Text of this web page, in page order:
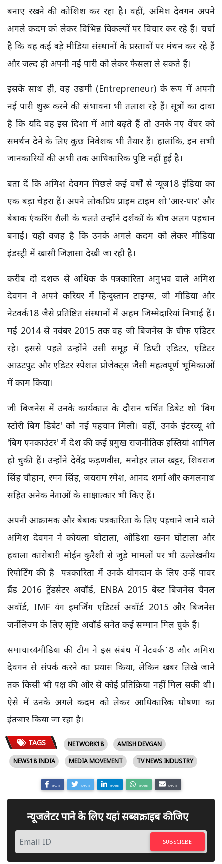
बनाए रखने की कोशिश कर रहा है। वहीं, अमिश देवगन अपने
अगले कदम को लेकर विभिन्न विकल्पों पर विचार कर रहे हैं। चर्चा
है कि वह कई बड़े मीडिया संस्थानों के प्रस्तावों पर मंथन कर रहे हैं
और जल्द ही अपनी नई पारी को लेकर फैसला ले सकते हैं।
इसके साथ ही, वह उद्यमी (Entrepreneur) के रूप में अपनी
नई पारी शुरू करने की संभावना भी तलाश रहे हैं। सूत्रों का दावा
है कि यदि वह इस दिशा में आगे बढ़ते हैं तो उनके नए वेंचर को
समर्थन देने के लिए कुछ निवेशक भी तैयार हैं। हालांकि, इन सभी
जानकारियों की अभी तक आधिकारिक पुष्टि नहीं हुई है।
बता दें कि अमिश देवगन पिछले कई वर्षों से न्यूज18 इंडिया का
एक बड़ा चेहरा हैं। अपने लोकप्रिय प्राइम टाइम शो 'आर-पार' और
बेबाक एंकरिंग शैली के चलते उन्होंने दर्शकों के बीच अलग पहचान
बनाई। यही वजह है कि उनके अगले कदम को लेकर मीडिया
इंडस्ट्री में खासी जिज्ञासा देखी जा रही है।
करीब दो दशक से अधिक के पत्रकारिता अनुभव वाले अमिश
देवगन ने अपने करियर में हिन्दुस्तान टाइम्स, जी मीडिया और
नेटवर्क18 जैसे प्रतिष्ठित संस्थानों में अहम जिम्मेदारियां निभाई हैं।
मई 2014 से नवंबर 2015 तक वह जी बिजनेस के चीफ एडिटर
रहे। इससे पहले उन्होंने उसी समूह में डिप्टी एडिटर, एडिटर
आउटपुट और एडिटर स्पेशल प्रोजेक्ट्स जैसी महत्वपूर्ण भूमिकाओं
में काम किया।
जी बिजनेस में उनके कार्यकाल के दौरान चर्चित डिबेट शो 'बिग
स्टोरी बिग डिबेट' को नई पहचान मिली। वहीं, उनके इंटरव्यू शो
'बिग एनकाउंटर' में देश की कई प्रमुख राजनीतिक हस्तियां शामिल
हो चुकी हैं। उन्होंने देवेंद्र फड़णवीस, मनोहर लाल खट्टर, शिवराज
सिंह चौहान, रमन सिंह, जयराम रमेश, आनंद शर्मा और कमलनाथ
सहित अनेक नेताओं के साक्षात्कार भी किए हैं।
अपनी आक्रामक और बेबाक पत्रकारिता के लिए पहचाने जाने वाले
अमिश देवगन ने कोयला घोटाला, ओडिशा खनन घोटाला और
हवाला कारोबारी मोईन कुरैशी से जुड़े मामलों पर भी उल्लेखनीय
रिपोर्टिंग की है। पत्रकारिता में उनके योगदान के लिए उन्हें पावर
ब्रैंड 2016 ट्रेंडसेटर अवॉर्ड, ENBA 2015 बेस्ट बिजनेस चैनल
अवॉर्ड, IMF यंग इमर्जिंग एडिटर्स अवॉर्ड 2015 और बिजनेस
जर्नलिज्म के लिए सृष्टि अवॉर्ड समेत कई सम्मान मिल चुके हैं।
समाचार4मीडिया की टीम ने इस संबंध में नेटवर्क18 और अमिश
देवगन से संपर्क करने का प्रयास किया, लेकिन खबर लिखे जाने
तक किसी भी पक्ष की ओर से कोई प्रतिक्रिया नहीं मिल सकी थी।
ऐसे में उनके अगले कदम को लेकर आधिकारिक घोषणा का
इंतजार किया जा रहा है।
TAGS NETWORK18
AMISH DEVGAN
NEWS18 INDIA
MEDIA MOVEMENT TV NEWS INDUSTRY
SHARE SHARE SHARE SHARE SHARE
न्यूजलेटर पाने के लिए यहां सब्सक्राइब कीजिए
SUBSCRIBE